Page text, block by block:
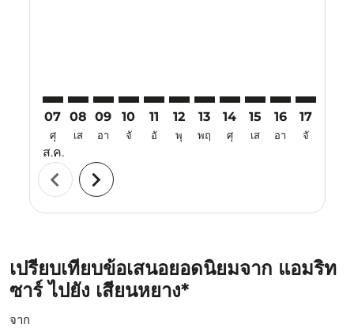
07
ศุ
ส.ค.
08
เส
09
อา
10
จั
11
อั
12
พุ
13
พฤ
14
ศุ
15
เส
16
อา
17
จั
chevron_left chevron_right
เปรียบเทียบข้อเสนอยอดนิยมจาก แอมริท
ซาร์ ไปยัง เสียนหยาง*
จาก